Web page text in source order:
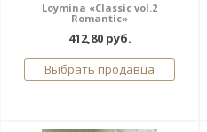
Loymina «Classic vol.2
Romantic»
412,80 руб.
Выбрать продавца